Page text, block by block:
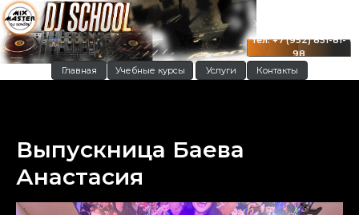
Главная Учебные курсы Услуги Контакты
ул. Московская 122
тел: +7 (952) 851-81-
98
Выпускница Баева
Анастасия